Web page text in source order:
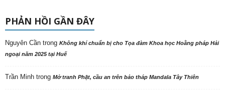
PHẢN HỒI GẦN ĐÂY
Nguyên Cần trong Không khí chuẩn bị cho Tọa đàm Khoa học Hoằng pháp Hải
ngoại năm 2025 tại Huế
Trần Minh trong Mở tranh Phật, cầu an trên bảo tháp Mandala Tây Thiên